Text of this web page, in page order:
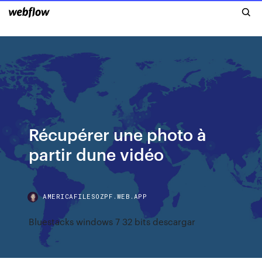
Récupérer une photo à
partir dune vidéo
AMERICAFILESOZPF.WEB.APP
Bluestacks windows 7 32 bits descargar